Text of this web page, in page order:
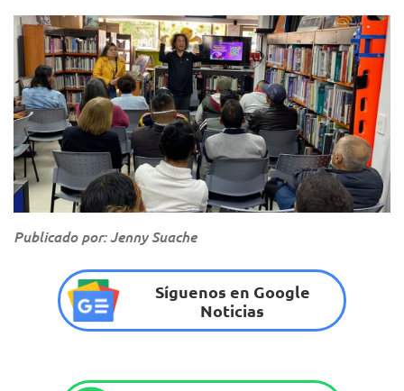
Publicado por: Jenny Suache
Síguenos en Google
Noticias